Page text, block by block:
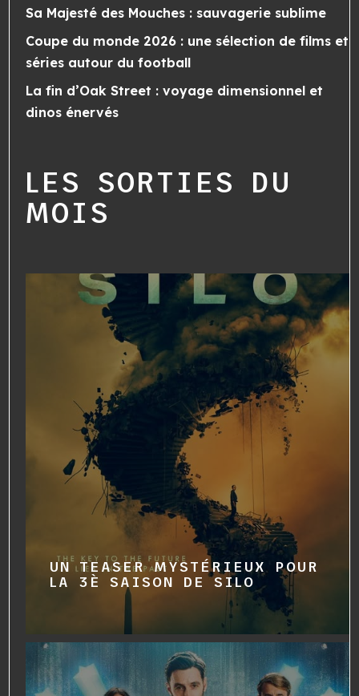
Sa Majesté des Mouches : sauvagerie sublime
Coupe du monde 2026 : une sélection de films et
séries autour du football
La fin d’Oak Street : voyage dimensionnel et
dinos énervés
LES SORTIES DU
MOIS
UN TEASER MYSTÉRIEUX POUR
LA 3È SAISON DE SILO